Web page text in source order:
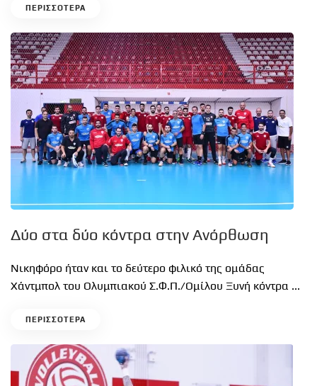
ΠΕΡΙΣΣΟΤΕΡΑ
Δύο στα δύο κόντρα στην Ανόρθωση
Νικηφόρο ήταν και το δεύτερο φιλικό της ομάδας
Χάντμπολ του Ολυμπιακού Σ.Φ.Π./Ομίλου Ξυνή κόντρα ...
ΠΕΡΙΣΣΟΤΕΡΑ